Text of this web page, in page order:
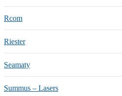
Rcom
Riester
Seamaty
Summus – Lasers